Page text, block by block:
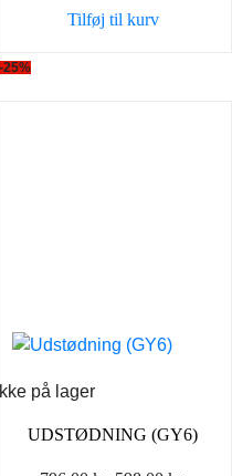
899,00 kr..
Tilføj til kurv
-25%
Ikke på lager
UDSTØDNING (GY6)